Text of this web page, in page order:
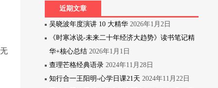
近期文章
吴晓波年度演讲 10 大精华 2026年1月2日
《时寒冰说-未来二十年经济大趋势》读书笔记精
华+核心总结 2026年1月1日
查理芒格经典语录 2024年11月28日
知行合一王阳明-心学日课21天 2024年11月22日